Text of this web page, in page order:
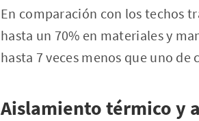
En comparación con los techos
hasta un 70% en materiales y
hasta 7 veces menos que uno de
Aislamiento térmico y